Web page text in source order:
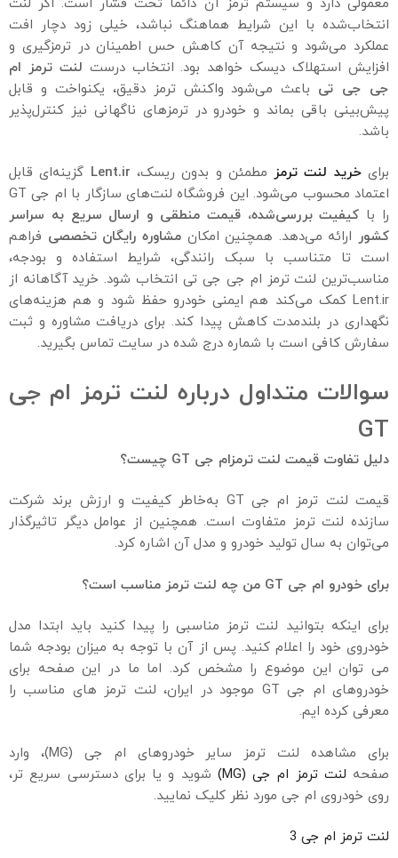
معمولی دارد و سیستم ترمز آن دائماً تحت فشار است. اگر لنت
انتخاب‌شده با این شرایط هماهنگ نباشد، خیلی زود دچار افت
عملکرد می‌شود و نتیجه آن کاهش حس اطمینان در ترمزگیری و
افزایش استهلاک دیسک خواهد بود. انتخاب درست لنت ترمز ام
جی جی تی باعث می‌شود واکنش ترمز دقیق، یکنواخت و قابل
پیش‌بینی باقی بماند و خودرو در ترمزهای ناگهانی نیز کنترل‌پذیر
باشد.
برایخرید لنت ترمزمطمئن و بدون ریسک، Lent.ir گزینه‌ای قابل
اعتماد محسوب می‌شود. این فروشگاه لنت‌های سازگار با ام جی GT
را با کیفیت بررسی‌شده، قیمت منطقی و ارسال سریع به سراسر
کشور ارائه می‌دهد. همچنین امکانمشاوره رایگان تخصصی فراهم
است تا متناسب با سبک رانندگی، شرایط استفاده و بودجه،
مناسب‌ترین لنت ترمز ام جی جی تی انتخاب شود. خرید آگاهانه از
Lent.ir کمک می‌کند هم ایمنی خودرو حفظ شود و هم هزینه‌های
نگهداری در بلندمدت کاهش پیدا کند. برای دریافت مشاوره و ثبت
سفارش کافی است با شماره درج شده در سایت تماس بگیرید.
سوالات متداول درباره لنت ترمز ام جی
GT
دلیل تفاوت قیمت لنت ترمزام جی GT چیست؟
قیمت لنت ترمز ام جی GT به‌خاطر کیفیت و ارزش برند شرکت
سازنده لنت ترمز متفاوت است. همچنین از عوامل دیگر تاثیر‌گذار
می‌توان به سال تولید خودرو و مدل آن اشاره کرد.
برای خودرو ام جی GT من چه لنت ترمز مناسب است؟
برای اینکه بتوانید لنت ترمز مناسبی را پیدا کنید باید ابتدا مدل
خودروی خود را اعلام کنید. پس از آن با توجه به میزان بودجه شما
می توان این موضوع را مشخص کرد. اما ما در این صفحه برای
خودروهای ام جی GT موجود در ایران، لنت ترمز های مناسب را
معرفی کرده ایم.
برای مشاهده لنت ترمز سایر خودروهای ام جی (MG)، وارد
صفحه لنت ترمز ام جی (MG)
شوید و یا برای دسترسی سریع تر،
روی خودروی ام جی مورد نظر کلیک نمایید.
لنت ترمز ام جی 3